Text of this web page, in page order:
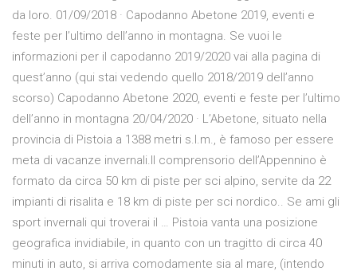
da loro. 01/09/2018 · Capodanno Abetone 2019, eventi e
feste per l’ultimo dell’anno in montagna. Se vuoi le
informazioni per il capodanno 2019/2020 vai alla pagina di
quest’anno (qui stai vedendo quello 2018/2019 dell’anno
scorso) Capodanno Abetone 2020, eventi e feste per l’ultimo
dell’anno in montagna 20/04/2020 · L’Abetone, situato nella
provincia di Pistoia a 1388 metri s.l.m., è famoso per essere
meta di vacanze invernali.Il comprensorio dell’Appennino è
formato da circa 50 km di piste per sci alpino, servite da 22
impianti di risalita e 18 km di piste per sci nordico.. Se ami gli
sport invernali qui troverai il … Pistoia vanta una posizione
geografica invidiabile, in quanto con un tragitto di circa 40
minuti in auto, si arriva comodamente sia al mare, (intendo